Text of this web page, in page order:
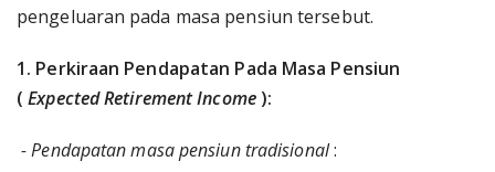
pengeluaran pada masa pensiun tersebut.
1. Perkiraan Pendapatan Pada Masa Pensiun
(Expected Retirement Income):
- Pendapatan masa pensiun tradisional: